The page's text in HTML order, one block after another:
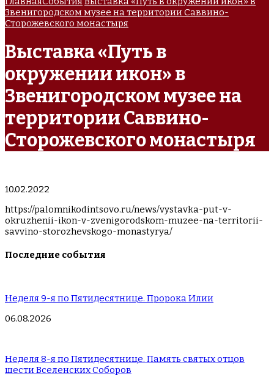
Звенигородском музее на территории Саввино-
Сторожевского монастыря
Выставка «Путь в
окружении икон» в
Звенигородском музее на
территории Саввино-
Сторожевского монастыря
10.02.2022
https://palomnikodintsovo.ru/news/vystavka-put-v-
okruzhenii-ikon-v-zvenigorodskom-muzee-na-territorii-
savvino-storozhevskogo-monastyrya/
Последние события
Неделя 9-я по Пятидесятнице. Пророка Илии
06.08.2026
Неделя 8-я по Пятидесятнице. Память святых отцов
шести Вселенских Соборов